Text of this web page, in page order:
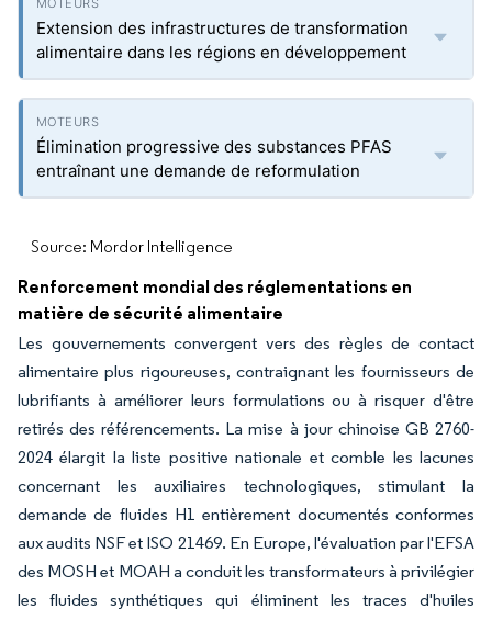
Extension des infrastructures de transformation
alimentaire dans les régions en développement
Élimination progressive des substances PFAS
entraînant une demande de reformulation
Source: Mordor Intelligence
Renforcement mondial des réglementations en
matière de sécurité alimentaire
Les gouvernements convergent vers des règles de contact
alimentaire plus rigoureuses, contraignant les fournisseurs de
lubrifiants à améliorer leurs formulations ou à risquer d'être
retirés des référencements. La mise à jour chinoise GB 2760-
2024 élargit la liste positive nationale et comble les lacunes
concernant les auxiliaires technologiques, stimulant la
demande de fluides H1 entièrement documentés conformes
aux audits NSF et ISO 21469. En Europe, l'évaluation par l'EFSA
des MOSH et MOAH a conduit les transformateurs à privilégier
les fluides synthétiques qui éliminent les traces d'huiles